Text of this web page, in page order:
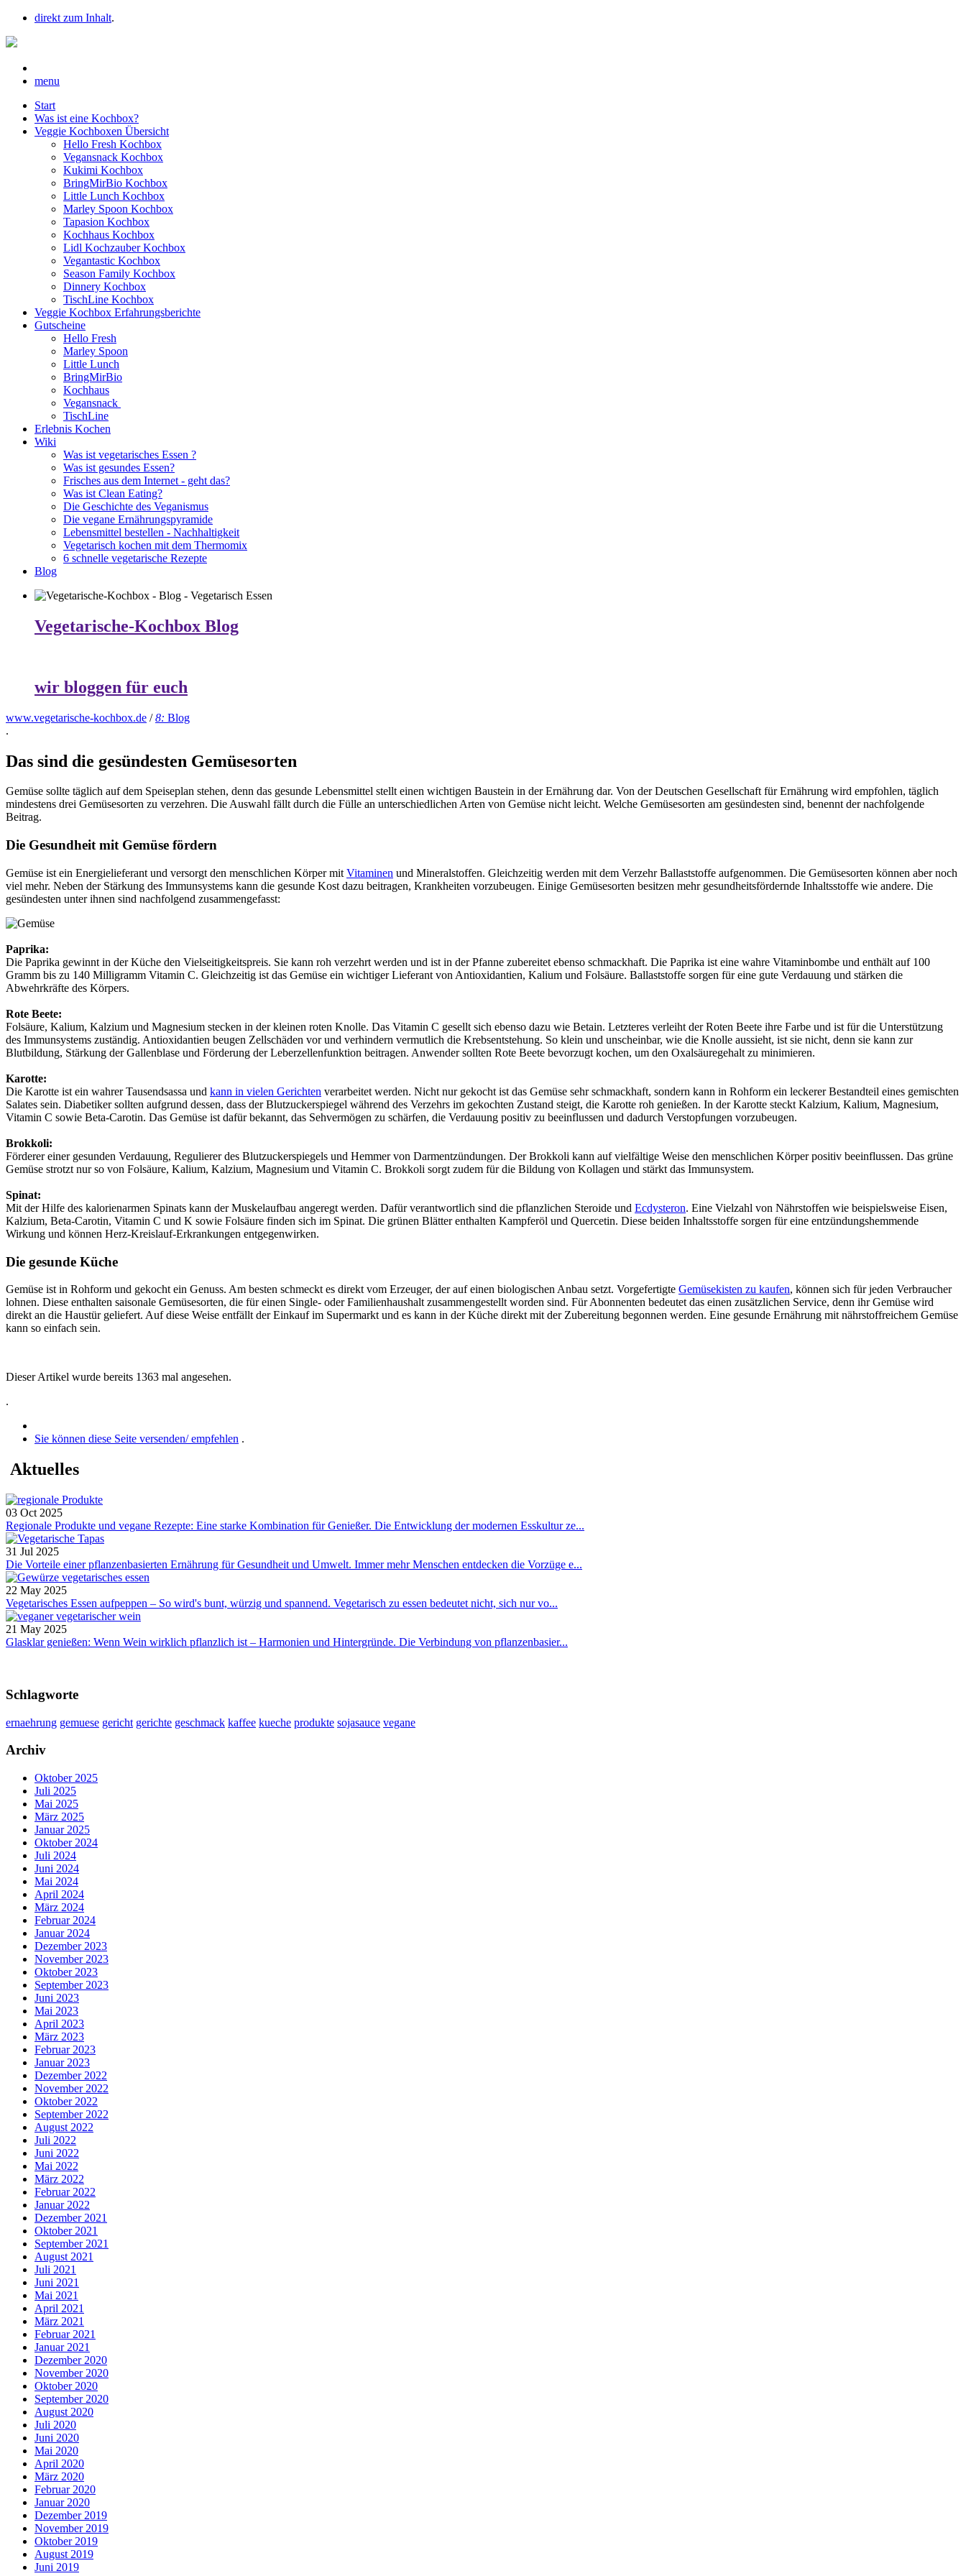
direkt zum Inhalt.
menu
Start
Was ist eine Kochbox?
Veggie Kochboxen Übersicht
Hello Fresh Kochbox
Vegansnack Kochbox
Kukimi Kochbox
BringMirBio Kochbox
Little Lunch Kochbox
Marley Spoon Kochbox
Tapasion Kochbox
Kochhaus Kochbox
Lidl Kochzauber Kochbox
Vegantastic Kochbox
Season Family Kochbox
Dinnery Kochbox
TischLine Kochbox
Veggie Kochbox Erfahrungsberichte
Gutscheine
Hello Fresh
Marley Spoon
Little Lunch
BringMirBio
Kochhaus
Vegansnack
TischLine
Erlebnis Kochen
Wiki
Was ist vegetarisches Essen ?
Was ist gesundes Essen?
Frisches aus dem Internet - geht das?
Was ist Clean Eating?
Die Geschichte des Veganismus
Die vegane Ernährungspyramide
Lebensmittel bestellen - Nachhaltigkeit
Vegetarisch kochen mit dem Thermomix
6 schnelle vegetarische Rezepte
Blog
Vegetarische-Kochbox Blog
wir bloggen für euch
www.vegetarische-kochbox.de /8: Blog
.
Das sind die gesündesten Gemüsesorten
Gemüse sollte täglich auf dem Speiseplan stehen, denn das gesunde Lebensmittel stellt einen wichtigen Baustein in der Ernährung dar. Von der Deutschen Gesellschaft für Ernährung wird empfohlen, täglich
mindestens drei Gemüsesorten zu verzehren. Die Auswahl fällt durch die Fülle an unterschiedlichen Arten von Gemüse nicht leicht. Welche Gemüsesorten am gesündesten sind, benennt der nachfolgende
Beitrag.
Die Gesundheit mit Gemüse fördern
Gemüse ist ein Energielieferant und versorgt den menschlichen Körper mit Vitaminen und Mineralstoffen. Gleichzeitig werden mit dem Verzehr Ballaststoffe aufgenommen. Die Gemüsesorten können aber noch
viel mehr. Neben der Stärkung des Immunsystems kann die gesunde Kost dazu beitragen, Krankheiten vorzubeugen. Einige Gemüsesorten besitzen mehr gesundheitsfördernde Inhaltsstoffe wie andere. Die
gesündesten unter ihnen sind nachfolgend zusammengefasst:
Paprika:
Die Paprika gewinnt in der Küche den Vielseitigkeitspreis. Sie kann roh verzehrt werden und ist in der Pfanne zubereitet ebenso schmackhaft. Die Paprika ist eine wahre Vitaminbombe und enthält auf 100
Gramm bis zu 140 Milligramm Vitamin C. Gleichzeitig ist das Gemüse ein wichtiger Lieferant von Antioxidantien, Kalium und Folsäure. Ballaststoffe sorgen für eine gute Verdauung und stärken die
Abwehrkräfte des Körpers.
Rote Beete:
Folsäure, Kalium, Kalzium und Magnesium stecken in der kleinen roten Knolle. Das Vitamin C gesellt sich ebenso dazu wie Betain. Letzteres verleiht der Roten Beete ihre Farbe und ist für die Unterstützung
des Immunsystems zuständig. Antioxidantien beugen Zellschäden vor und verhindern vermutlich die Krebsentstehung. So klein und unscheinbar, wie die Knolle aussieht, ist sie nicht, denn sie kann zur
Blutbildung, Stärkung der Gallenblase und Förderung der Leberzellenfunktion beitragen. Anwender sollten Rote Beete bevorzugt kochen, um den Oxalsäuregehalt zu minimieren.
Karotte:
Die Karotte ist ein wahrer Tausendsassa und kann in vielen Gerichten verarbeitet werden. Nicht nur gekocht ist das Gemüse sehr schmackhaft, sondern kann in Rohform ein leckerer Bestandteil eines gemischten
Salates sein. Diabetiker sollten aufgrund dessen, dass der Blutzuckerspiegel während des Verzehrs im gekochten Zustand steigt, die Karotte roh genießen. In der Karotte steckt Kalzium, Kalium, Magnesium,
Vitamin C sowie Beta-Carotin. Das Gemüse ist dafür bekannt, das Sehvermögen zu schärfen, die Verdauung positiv zu beeinflussen und dadurch Verstopfungen vorzubeugen.
Brokkoli:
Förderer einer gesunden Verdauung, Regulierer des Blutzuckerspiegels und Hemmer von Darmentzündungen. Der Brokkoli kann auf vielfältige Weise den menschlichen Körper positiv beeinflussen. Das grüne
Gemüse strotzt nur so von Folsäure, Kalium, Kalzium, Magnesium und Vitamin C. Brokkoli sorgt zudem für die Bildung von Kollagen und stärkt das Immunsystem.
Spinat:
Mit der Hilfe des kalorienarmen Spinats kann der Muskelaufbau angeregt werden. Dafür verantwortlich sind die pflanzlichen Steroide und Ecdysteron. Eine Vielzahl von Nährstoffen wie beispielsweise Eisen,
Kalzium, Beta-Carotin, Vitamin C und K sowie Folsäure finden sich im Spinat. Die grünen Blätter enthalten Kampferöl und Quercetin. Diese beiden Inhaltsstoffe sorgen für eine entzündungshemmende
Wirkung und können Herz-Kreislauf-Erkrankungen entgegenwirken.
Die gesunde Küche
Gemüse ist in Rohform und gekocht ein Genuss. Am besten schmeckt es direkt vom Erzeuger, der auf einen biologischen Anbau setzt. Vorgefertigte Gemüsekisten zu kaufen, können sich für jeden Verbraucher
lohnen. Diese enthalten saisonale Gemüsesorten, die für einen Single- oder Familienhaushalt zusammengestellt worden sind. Für Abonnenten bedeutet das einen zusätzlichen Service, denn ihr Gemüse wird
direkt an die Haustür geliefert. Auf diese Weise entfällt der Einkauf im Supermarkt und es kann in der Küche direkt mit der Zubereitung begonnen werden. Eine gesunde Ernährung mit nährstoffreichem Gemüse
kann so einfach sein.
Dieser Artikel wurde bereits 1363 mal angesehen.
.
Sie können diese Seite versenden/ empfehlen .
Aktuelles
03 Oct 2025
Regionale Produkte und vegane Rezepte: Eine starke Kombination für Genießer. Die Entwicklung der modernen Esskultur ze...
31 Jul 2025
Die Vorteile einer pflanzenbasierten Ernährung für Gesundheit und Umwelt. Immer mehr Menschen entdecken die Vorzüge e...
22 May 2025
Vegetarisches Essen aufpeppen – So wird's bunt, würzig und spannend. Vegetarisch zu essen bedeutet nicht, sich nur vo...
21 May 2025
Glasklar genießen: Wenn Wein wirklich pflanzlich ist – Harmonien und Hintergründe. Die Verbindung von pflanzenbasier...
Schlagworte
ernaehrung gemuese gericht gerichte geschmack kaffee kueche produkte sojasauce vegane
Archiv
Oktober 2025
Juli 2025
Mai 2025
März 2025
Januar 2025
Oktober 2024
Juli 2024
Juni 2024
Mai 2024
April 2024
März 2024
Februar 2024
Januar 2024
Dezember 2023
November 2023
Oktober 2023
September 2023
Juni 2023
Mai 2023
April 2023
März 2023
Februar 2023
Januar 2023
Dezember 2022
November 2022
Oktober 2022
September 2022
August 2022
Juli 2022
Juni 2022
Mai 2022
März 2022
Februar 2022
Januar 2022
Dezember 2021
Oktober 2021
September 2021
August 2021
Juli 2021
Juni 2021
Mai 2021
April 2021
März 2021
Februar 2021
Januar 2021
Dezember 2020
November 2020
Oktober 2020
September 2020
August 2020
Juli 2020
Juni 2020
Mai 2020
April 2020
März 2020
Februar 2020
Januar 2020
Dezember 2019
November 2019
Oktober 2019
August 2019
Juni 2019